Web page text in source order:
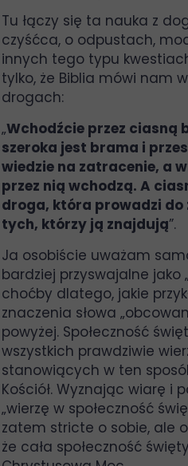
Tu łączy się ta nauka z
czyśćca, o odpustach,
innych tego typu
tylko, że Biblia mówi nam
drogach:
„Wchodźcie przez ciasną
szeroka jest brama i
wiedzie na zatracenie, a
przez nią wchodzą. A
droga, która prowadzi do
tych, którzy ją znajdują”.
Ja osobiście uważam
bardziej przyswajalne jako
choćby dlatego, jakie
znaczenia słowa
powyżej. Społeczność
wszystkich prawdziwie
stanowiących w ten
Kościół. Wyznając wiarę i
„wierzę w społeczność
zatem stricte o sobie, ale
że cała społeczność